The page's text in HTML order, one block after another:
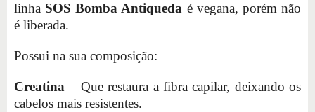
linha SOS Bomba Antiqueda é vegana, porém não
é liberada.
Possui na sua composição:
Creatina – Que restaura a fibra capilar, deixando os
cabelos mais resistentes.